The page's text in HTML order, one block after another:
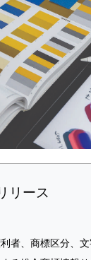
リース
者、商標区分、